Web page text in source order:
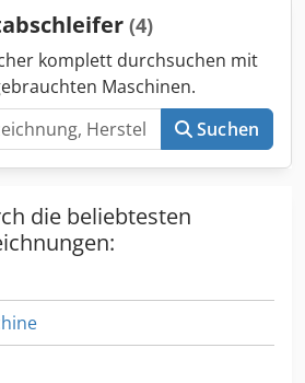
(4)
komplett durchsuchen mit
Maschinen.
Suchen
die beliebtesten